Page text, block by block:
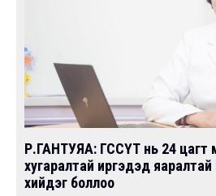
Р.ГАНТУЯА: ГССҮТ нь 24 цагт
хугаралтай иргэдэд
хийдэг боллоо